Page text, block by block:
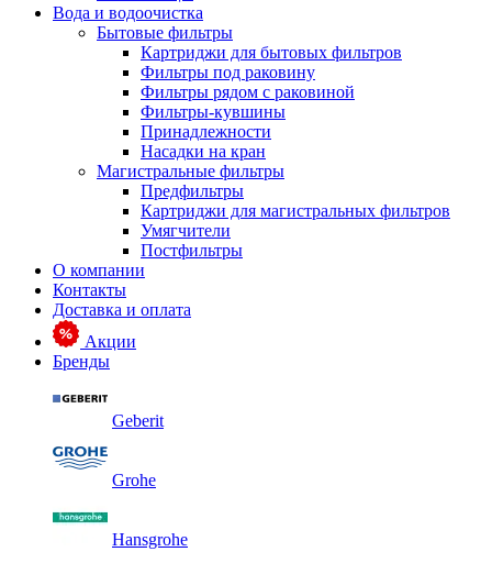
Вода и водоочистка
Бытовые фильтры
Картриджи для бытовых фильтров
Фильтры под раковину
Фильтры рядом с раковиной
Фильтры-кувшины
Принадлежности
Насадки на кран
Магистральные фильтры
Предфильтры
Картриджи для магистральных фильтров
Умягчители
Постфильтры
О компании
Контакты
Доставка и оплата
Акции
Бренды
Geberit
Grohe
Hansgrohe